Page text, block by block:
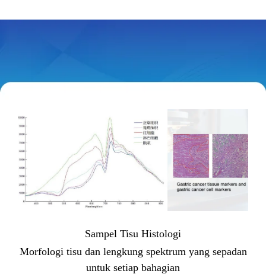
Sampel Tisu Histologi
Morfologi tisu dan lengkung spektrum yang sepadan
untuk setiap bahagian